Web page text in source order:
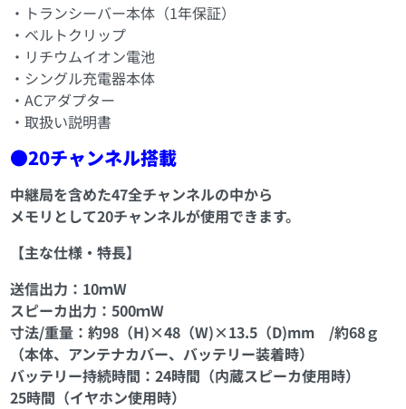
・トランシーバー本体（1年保証）
・ベルトクリップ
・リチウムイオン電池
・シングル充電器本体
・ACアダプター
・取扱い説明書
●20チャンネル搭載
中継局を含めた47全チャンネルの中から
メモリとして20チャンネルが使用できます。
【主な仕様・特長】
送信出力：10ｍW
スピーカ出力：500ｍW
寸法/重量：約98（H)×48（W)×13.5（D)mm /約68ｇ
（本体、アンテナカバー、バッテリー装着時）
バッテリー持続時間：24時間（内蔵スピーカ使用時）
25時間（イヤホン使用時）